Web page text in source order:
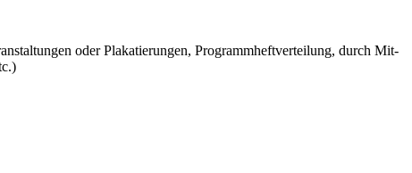
oder Pla­ka­tie­run­gen, Pro­gramm­heft­ver­tei­lung, durch Mit­